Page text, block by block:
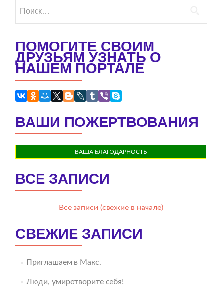
ПОМОГИТЕ СВОИМ
ДРУЗЬЯМ УЗНАТЬ О
НАШЕМ ПОРТАЛЕ
ВАШИ ПОЖЕРТВОВАНИЯ
ВАША БЛАГОДАРНОСТЬ
ВСЕ ЗАПИСИ
Все записи (свежие в начале)
СВЕЖИЕ ЗАПИСИ
Приглашаем в Макс.
Люди, умиротворите себя!